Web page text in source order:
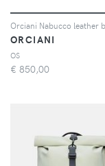
ORCIANI
OS
€ 850,00